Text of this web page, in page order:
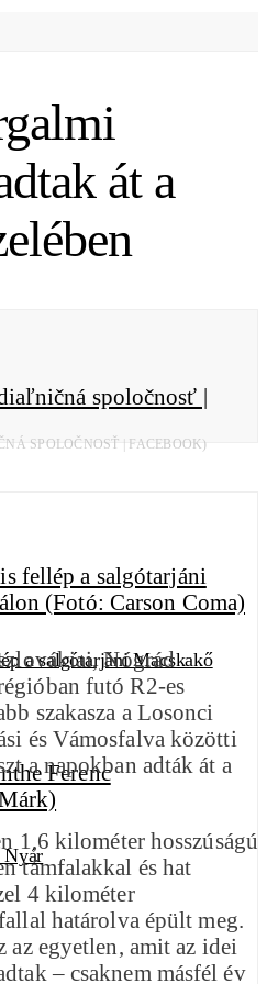
a salgótarjáni Macskakő
Nyár
át a
SPOLOČNOSŤ | FACEBOOK)
Nógrád
futó R2-es
szakasza a Losonci
és Vámosfalva közötti
a napokban adták át a
1,6 kilométer hosszúságú
támfalakkal és hat
4 kilométer
határolva épült meg.
az egyetlen, amit az idei
– csaknem másfél év